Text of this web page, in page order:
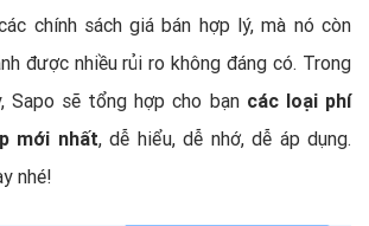
chính sách giá bán hợp lý, mà nó còn
được nhiều rủi ro không đáng có. Trong
Sapo sẽ tổng hợp cho bạn các loại phí
mới nhất, dễ hiểu, dễ nhớ, dễ áp dụng.
nhé!